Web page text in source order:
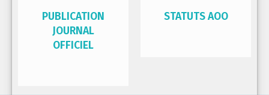
PUBLICATION
JOURNAL
OFFICIEL
STATUTS AOO